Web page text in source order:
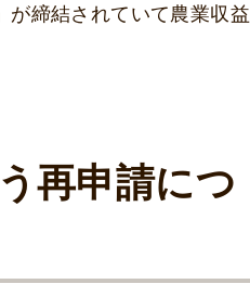
が締結されていて農業収益
再申請につ